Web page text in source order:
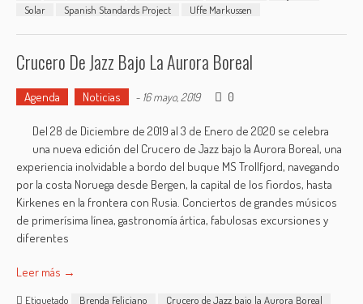
Solar
Spanish Standards Project Uffe Markussen
Crucero De Jazz Bajo La Aurora Boreal
Agenda Noticias - 16 mayo, 2019 0
Del 28 de Diciembre de 2019 al 3 de Enero de 2020 se celebra
una nueva edición del Crucero de Jazz bajo la Aurora Boreal, una
experiencia inolvidable a bordo del buque MS Trollfjord, navegando
por la costa Noruega desde Bergen, la capital de los fiordos, hasta
Kirkenes en la frontera con Rusia. Conciertos de grandes músicos
de primerísima línea, gastronomía ártica, fabulosas excursiones y
diferentes
Leer más →
Etiquetado Brenda Feliciano
Crucero de Jazz bajo la Aurora Boreal